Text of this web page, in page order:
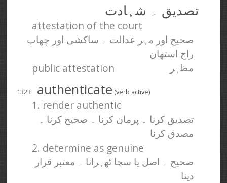
تصدیق ۔ شہادت
attestation of the court
صحیح اور مہر عدالت ۔ ساکشی اور چھاپ
راج استھان
public attestation مظہر
1323 authenticate (verb active)
1. render authentic
تصدیق کرنا ۔ پرمان کرنا ۔ صحیح کرنا ۔
مصدق کرنا
2. determine as genuine
صحیح ۔ اصل یا سچا ٹھہرانا ۔ معتبر قرار
دینا